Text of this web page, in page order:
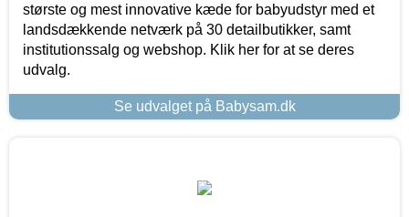
største og mest innovative kæde for babyudstyr med et
landsdækkende netværk på 30 detailbutikker, samt
institutionssalg og webshop. Klik her for at se deres
udvalg.
Se udvalget på Babysam.dk